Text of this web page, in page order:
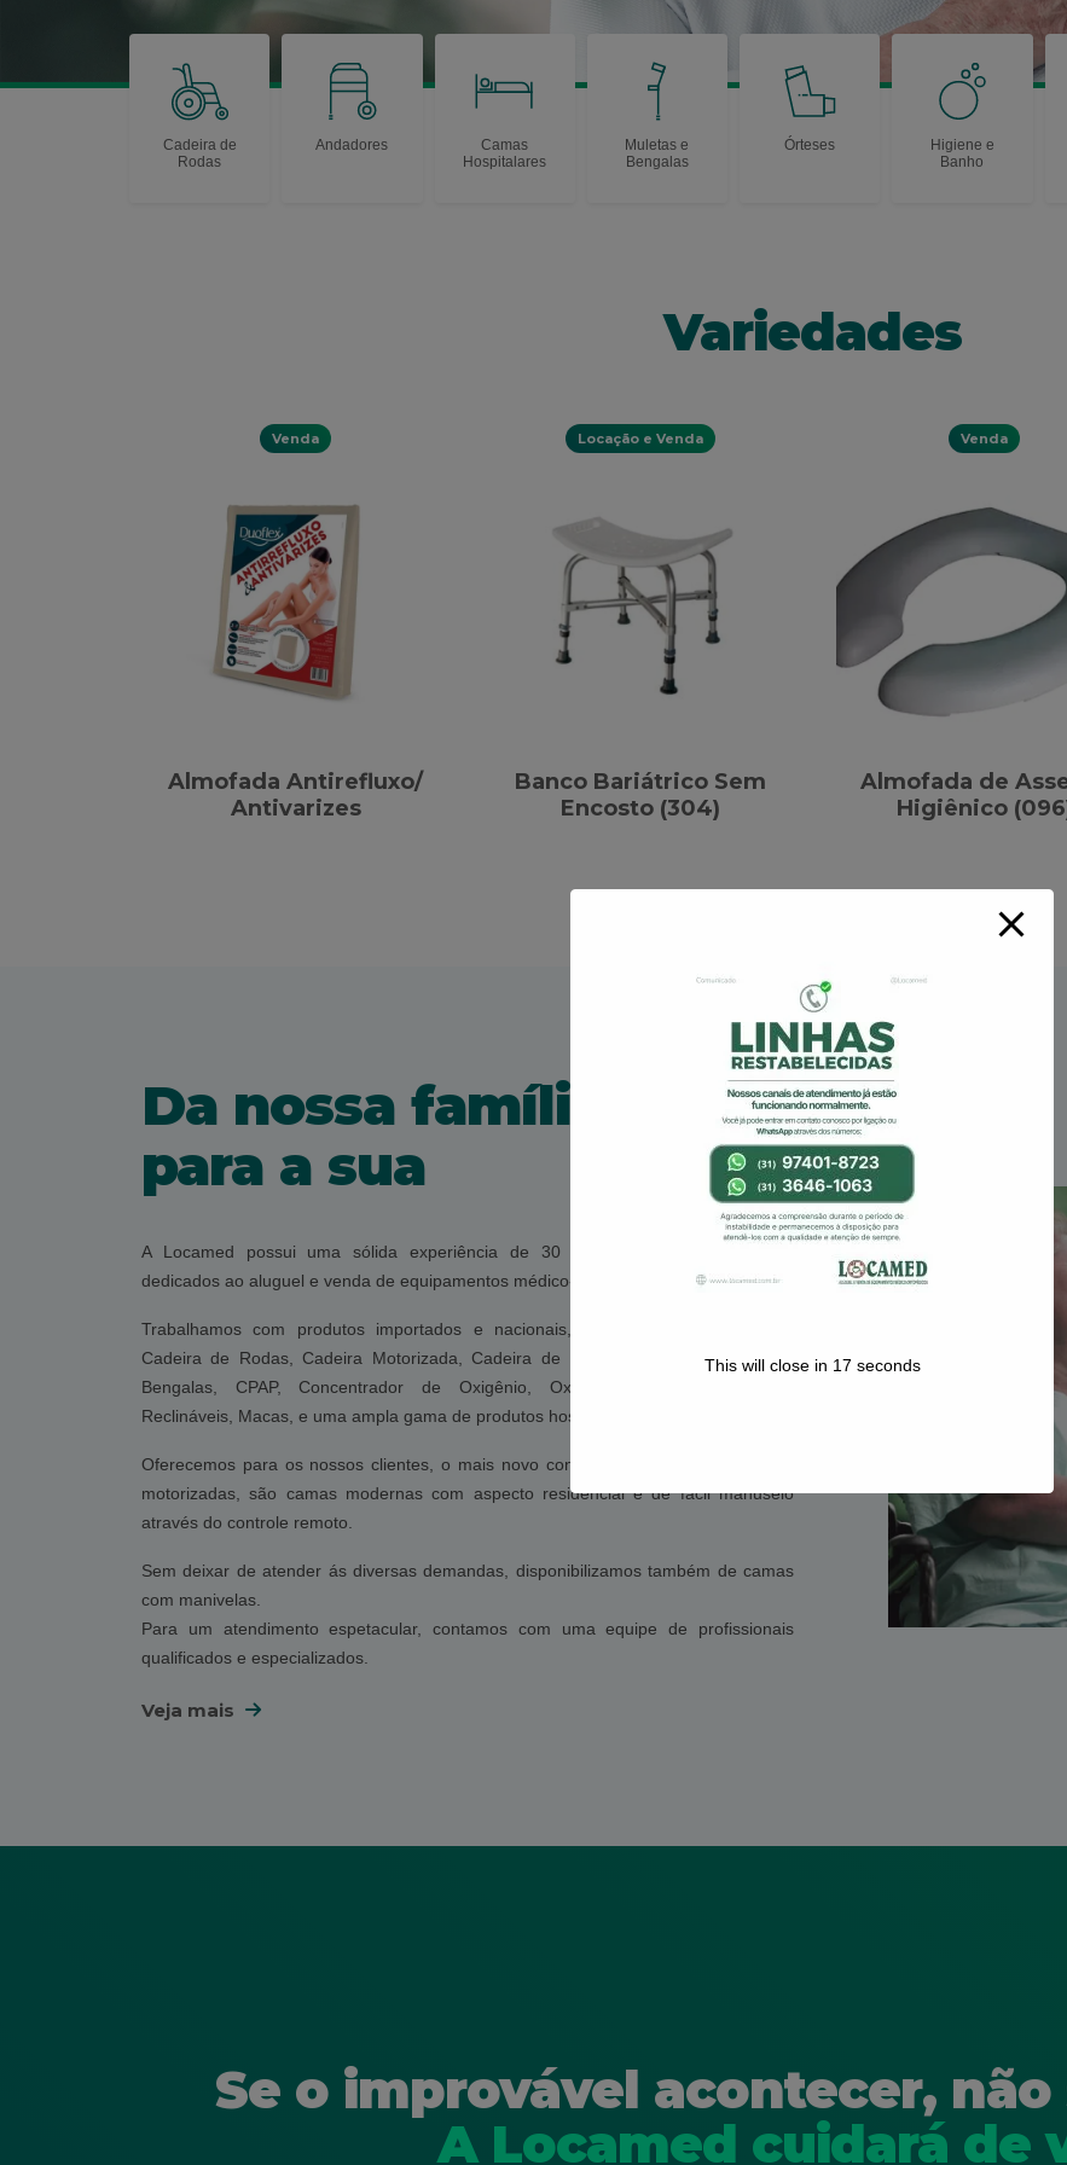
Cadeira de
Rodas
Andadores
Camas
Hospitalares
Muletas e
Bengalas
Órteses
Higiene e
Banho
Variedades
Venda
Almofada Antirefluxo/
Antivarizes
Locação e Venda
Banco Bariátrico Sem
Encosto (304)
Venda
Almofada de
Higiênico
Da nossa família
para a sua
A Locamed possui uma sólida experiência de 30 anos no mercado mineiro,
dedicados ao aluguel e venda de equipamentos médico-ortopédicos.
Trabalhamos com produtos importados e nacionais, são diversos modelos de
Cadeira de Rodas, Cadeira Motorizada, Cadeira de Banho, Andadores, Muletas,
Bengalas, CPAP, Concentrador de Oxigênio, Oxímetro, Guincho, Poltrona
Reclináveis, Macas, e uma ampla gama de produtos hospitalares.
Oferecemos para os nossos clientes, o mais novo conceito de camas hospitalares
motorizadas, são camas modernas com aspecto residencial e de fácil manuseio
através do controle remoto.
Sem deixar de atender ás diversas demandas, disponibilizamos também de camas
com manivelas.
Para um atendimento espetacular, contamos com uma equipe de profissionais
qualificados e especializados.
Veja mais
Se o improvável acontecer,
A Locamed cuidará de
This will close in 16 seconds